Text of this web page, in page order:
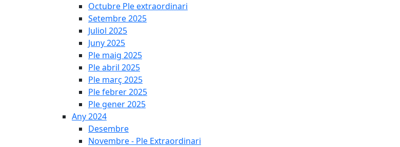
Octubre Ple extraordinari
Setembre 2025
Juliol 2025
Juny 2025
Ple maig 2025
Ple abril 2025
Ple març 2025
Ple febrer 2025
Ple gener 2025
Any 2024
Desembre
Novembre - Ple Extraordinari